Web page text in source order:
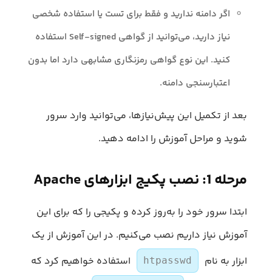
اگر دامنه ندارید و فقط برای تست یا استفاده شخصی
نیاز دارید، می‌توانید از گواهی Self-signed استفاده
کنید. این نوع گواهی رمزنگاری مشابهی دارد اما بدون
اعتبارسنجی دامنه.
بعد از تکمیل این پیش‌نیازها، می‌توانید وارد سرور
شوید و مراحل آموزش را ادامه دهید.
مرحله 1: نصب پکیج ابزارهای Apache
ابتدا سرور خود را به‌روز کرده و پکیجی را که برای این
آموزش نیاز داریم نصب می‌کنیم. در این آموزش از یک
ابزار به نام
htpasswd
استفاده خواهیم کرد که